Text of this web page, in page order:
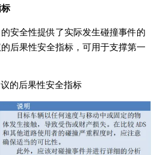
安全性提供了实际发生碰撞事件的
后果性安全指标，可用于支撑第一
的后果性安全指标